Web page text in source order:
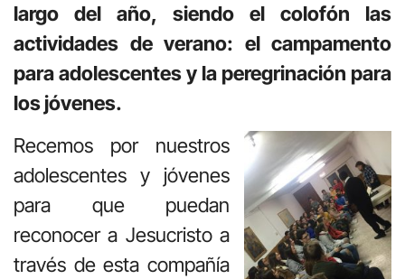
largo del año, siendo el colofón las
actividades de verano: el campamento
para adolescentes y la peregrinación para
los jóvenes.
Recemos por nuestros
adolescentes y jóvenes
para que puedan
reconocer a Jesucristo a
través de esta compañía